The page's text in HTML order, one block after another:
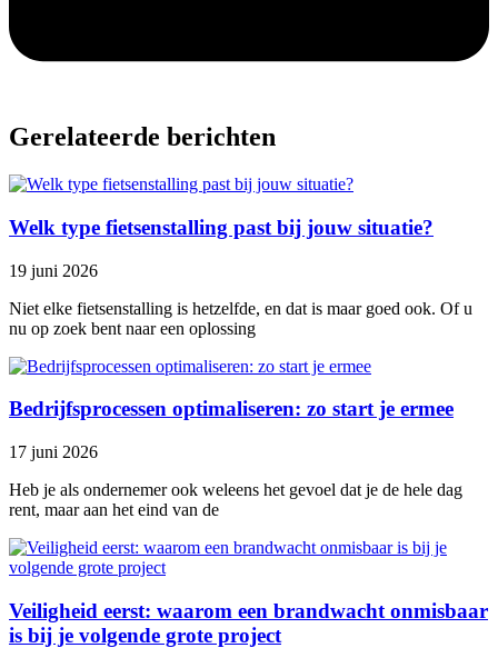
Gerelateerde berichten
Welk type fietsenstalling past bij jouw situatie?
19 juni 2026
Niet elke fietsenstalling is hetzelfde, en dat is maar goed ook. Of u
nu op zoek bent naar een oplossing
Bedrijfsprocessen optimaliseren: zo start je ermee
17 juni 2026
Heb je als ondernemer ook weleens het gevoel dat je de hele dag
rent, maar aan het eind van de
Veiligheid eerst: waarom een brandwacht onmisbaar
is bij je volgende grote project